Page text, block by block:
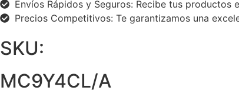
Envíos Rápidos y Seguros: Recibe tus
Precios Competitivos: Te garantizamos una
SKU:
MC9Y4CL/A